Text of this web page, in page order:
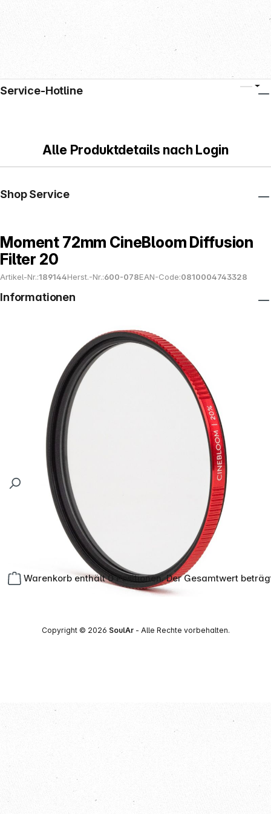
Warenkorb enthält 0 Positionen. Der Gesamtwert
Alle Produktdetails nach Login
Moment 72mm CineBloom Diffusion
Filter 20
Artikel-Nr.:189144Herst.-Nr.:600-078EAN-Code:0810004743328
Service-Hotline
Shop Service
Informationen
Copyright © 2026 SoulAr- Alle Rechte vorbehalten.